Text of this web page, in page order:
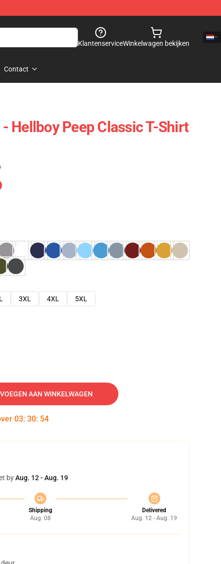
KlantenserviceWinkelwagen bekijken
Contact
Hellboy Peep Classic T-Shirt
3XL 4XL
5XL
AAN WINKELWAGEN
03: 30: 53
byAug. 12 - Aug. 19
Shipping
Aug. 08
Delivered
Aug. 12 - Aug. 19